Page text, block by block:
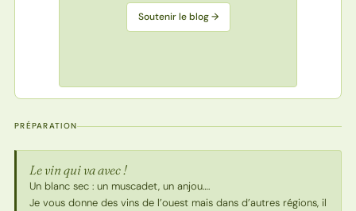
Soutenir le blog →
PRÉPARATION
Le vin qui va avec !
Un blanc sec : un muscadet, un anjou….
Je vous donne des vins de l’ouest mais dans d’autres régions, il